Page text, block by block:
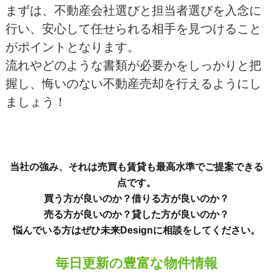
まずは、不動産会社選びと担当者選びを入念に
行い、安心して任せられる相手を見つけること
がポイントとなります。
流れやどのような書類が必要かをしっかりと把
握し、悔いのない不動産売却を行えるようにし
ましょう！
当社の強み、それは売買も賃貸も最高水準でご提案できる
点です。
買う方が良いのか？借りる方が良いのか？
売る方が良いのか？貸した方が良いのか？
悩んでいる方はぜひ未来Designに相談をしてください。
毎日更新の豊富な物件情報